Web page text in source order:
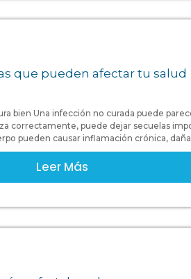
que pueden afectar tu salud
bien Una infección no curada puede
correctamente, puede dejar secuelas
pueden causar inflamación crónica,
Leer Más